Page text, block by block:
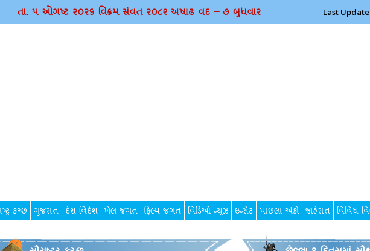
તા. ૫ ઓગષ્ટ ર૦ર૬ વિક્રમ સંવત ર૦૮૨ અષાઢ વદ – ૭ બુધવાર Last
કચ્છ ગુજરાત દેશ-વિદેશ ખેલ-જગત ફિલ્મ જગત વિડિઓ ન્યૂઝ ઇન્સેટ પાછલા અંકો જાહેરાત વિવિધ